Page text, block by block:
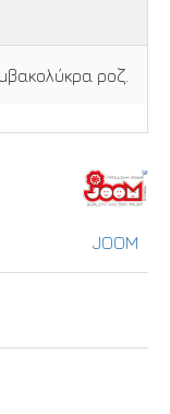
ροζ.
JOOM